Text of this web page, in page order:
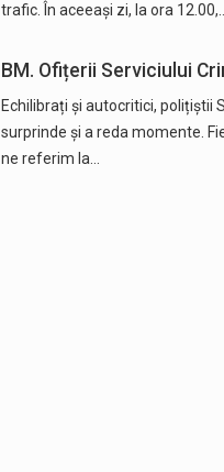
trafic. În aceeași zi, la ora
BM. Ofițerii Serviciului
Echilibrați și autocritici, polițiștii
surprinde și a reda momente.
ne referim la…